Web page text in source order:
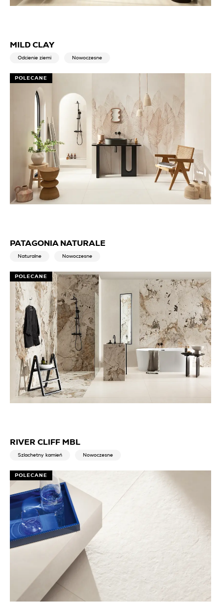
MILD CLAY
Odcienie ziemi Nowoczesne
POLECANE
PATAGONIA NATURALE
Naturalne Nowoczesne
POLECANE
RIVER CLIFF MBL
Szlachetny kamień Nowoczesne
POLECANE